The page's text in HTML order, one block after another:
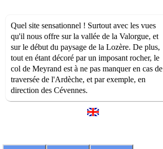
Quel site sensationnel ! Surtout avec les vues
qu'il nous offre sur la vallée de la Valorgue, et
sur le début du paysage de la Lozère. De plus,
tout en étant décoré par un imposant rocher, le
col de Meyrand est à ne pas manquer en cas de
traversée de l'Ardèche, et par exemple, en
direction des Cévennes.